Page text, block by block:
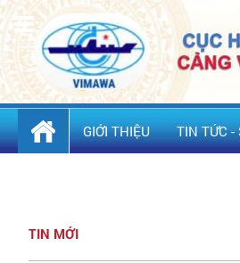
GIỚI THIỆU TIN TỨC -
TIN MỚI